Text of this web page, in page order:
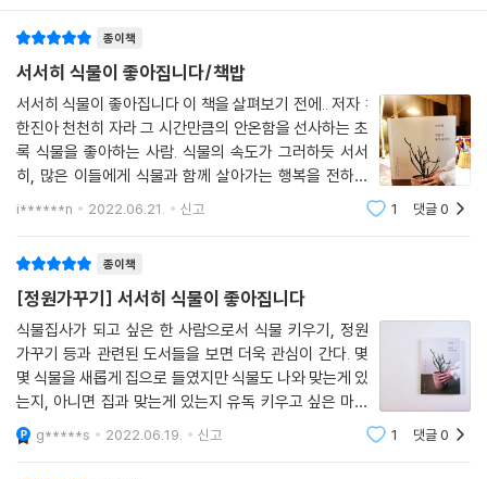
_ 함께 하고 있는 식물과의 추억을 다채로운 시각으로 기록해 봅니다.
의외의 꽃을 피우는 죽도석곡
나를 닮은 식물 아라우카리아
식물은 추억하는 힘이 있다 청기린
늘 그 자리에 있어주는 선인장
자연을 형상화하는 작업 1 바이텍스
자연을 형상화하는 작업 2 춘란
자연을 형상화하는 작업 4 초봄의 들판
미안한 식물 고려담쟁이
식물의 자리 2 공중식물과 수경식물
잔잔한 꽃을 좋아하는 한결같은 취향 1 학자스민
잔잔한 꽃을 좋아하는 한결같은 취향 2 개나리 자스민
잔잔한 꽃을 좋아하는 한결같은 취향 4 접란
식물과 친해지는 마지막 과정으로는 식물과의 추억을 기록해 보길 권합니
다. ‘plan 4’에서는 저자의 식물 기록을 만나볼 수 있는데요. 식물의 정보를
[이름, 키우는 법, 특성] 형식으로 한눈에 보기 좋게 나열하는 대신 오랜 시
간 식물과 동고동락하면서, 식물 관련 일을 하면서, 수많은 초보 가드너를
만나면서 느끼고 경험한 것들을 바탕으로 한 이야기를 실었습니다. 인기
있거나 유행하는 식물보다는 저자와의 추억이 깃든 식물을 선별해 소개하
고 있지요. 식물에 대한 단순 지식만이 아닌 소소한 이야기가 함께 마음에
도 키우는 식물이 자라는 과정을 일지 쓰듯 기록하기보다 다양한 시선으로
종이책
서서히 식물이 좋아집니다/책밥
서서히 식물이 좋아집니다 이 책을 살펴보기 전에.. 저자 :
한진아 천천히 자라 그 시간만큼의 안온함을 선사하는 초
록 식물을 좋아하는 사람. 식물의 속도가 그러하듯 서서
히, 많은 이들에게 식물과 함께 살아가는 행복을 전하고
싶단 바람을 갖고 플랜트숍 ‘서서히’를 열었다. 디자인을
i******n 2022.06.21. 신고 1 댓글0
종이책
[정원가꾸기] 서서히 식물이 좋아집니다
식물집사가 되고 싶은 한 사람으로서 식물 키우기, 정원
가꾸기 등과 관련된 도서들을 보면 더욱 관심이 간다. 몇
몇 식물을 새롭게 집으로 들였지만 식물도 나와 맞는게 있
는지, 아니면 집과 맞는게 있는지 유독 키우고 싶은 마음
과는 달리 자꾸만 죽어나가서 이제는 식물을 사기가 살짝
무서워지기도 하는데 일단은 있는 식물이라도 잘 키우자
g*****s 2022.06.19. 신고 1 댓글0